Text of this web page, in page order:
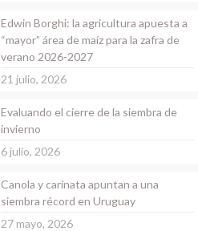
Edwin Borghi: la agricultura apuesta a
“mayor” área de maíz para la zafra de
verano 2026-2027
21 julio, 2026
Evaluando el cierre de la siembra de
invierno
6 julio, 2026
Canola y carinata apuntan a una
siembra récord en Uruguay
27 mayo, 2026